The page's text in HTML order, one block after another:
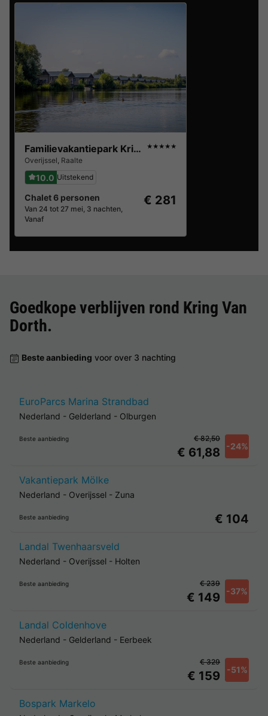
Familievakantiepark Krieghuusbelten ★★★★★
Overijssel, Raalte
10.0 Uitstekend
Chalet 6 personen
Van 24 tot 27 mei, 3 nachten,
Vanaf
€ 281
Goedkope verblijven rond Kring Van
Dorth.
Beste aanbieding voor over 3 nachting
EuroParcs Marina Strandbad
Nederland - Gelderland - Olburgen
Beste aanbieding
€ 61,88 -24%
€ 82,50
Vakantiepark Mölke
Nederland - Overijssel - Zuna
Beste aanbieding € 104
Landal Twenhaarsveld
Nederland - Overijssel - Holten
Beste aanbieding
€ 149 -37%
€ 239
Landal Coldenhove
Nederland - Gelderland - Eerbeek
Beste aanbieding
€ 159 -51%
€ 329
Bospark Markelo